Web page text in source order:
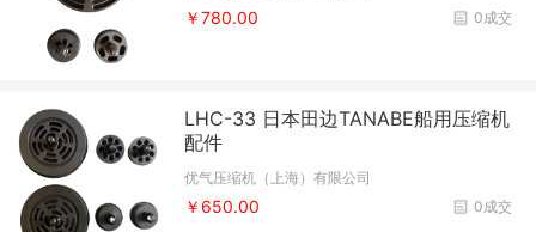
0成交
￥780.00
LHC-33 日本田边TANABE船用压缩机
配件
优气压缩机（上海）有限公司
0成交
￥650.00